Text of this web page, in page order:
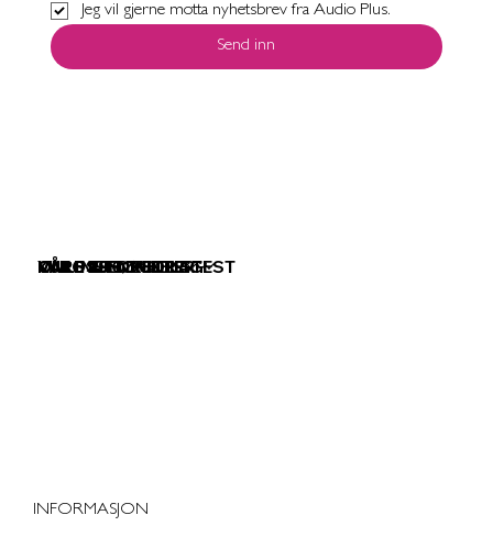
INFORMASJON
VÅRE TJENESTER
VÅRE PRODUKTER
KURS & FOREDRAG
OM OSS
ONLINE HØRSELSTEST
Jeg vil gjerne motta nyhetsbrev fra Audio Plus.
Send inn